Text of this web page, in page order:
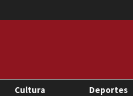
Cultura Deportes